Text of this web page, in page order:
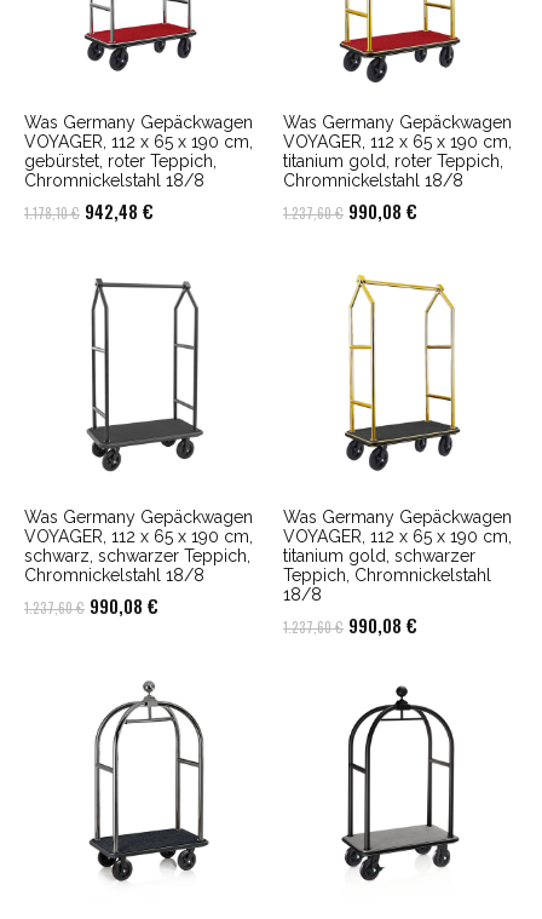
Was Germany Gepäckwagen
VOYAGER, 112 x 65 x 190 cm,
gebürstet, roter Teppich,
Chromnickelstahl 18/8
1.178,10€ Ursprünglicher
1.178,10 €
942,48 €
942,48 €.
Was Germany Gepäckwagen
VOYAGER, 112 x 65 x 190 cm,
titanium gold, roter Teppich,
Chromnickelstahl 18/8
1.237,60€ Ursprünglicher
war:
1.237,60 €
990,08 €
990,08 €.
Was Germany Gepäckwagen
VOYAGER, 112 x 65 x 190 cm,
schwarz, schwarzer Teppich,
Chromnickelstahl 18/8
1.237,60€ Ursprünglicher
1.237,60 €
990,08 €
990,08 €.
Was Germany Gepäckwagen
VOYAGER, 112 x 65 x 190 cm,
titanium gold, schwarzer
Teppich, Chromnickelstahl
18/8
1.237,60€ Ursprünglicher
1.237,60 €
990,08 €
990,08 €.